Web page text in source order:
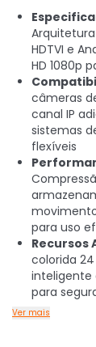
Arquitetura
HDTVI e
HD 1080p
câmeras
canal IP
sistemas
flexíveis
para uso
Recursos
colorida 24
inteligente
para
Ver mais